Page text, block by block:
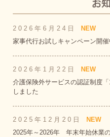
2026年6月24日
NEW
家事代行お試しキャンペーン開催
2026年1月22日
NEW
介護保険外サービスの認証制度
しました
2025年12月20日
NEW
2025年～2026年 年末年始休業